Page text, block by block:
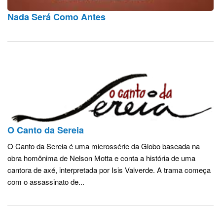
Nada Será Como Antes
O Canto da Sereia
O Canto da Sereia é uma microssérie da Globo baseada na
obra homônima de Nelson Motta e conta a história de uma
cantora de axé, interpretada por Isis Valverde. A trama começa
com o assassinato de...